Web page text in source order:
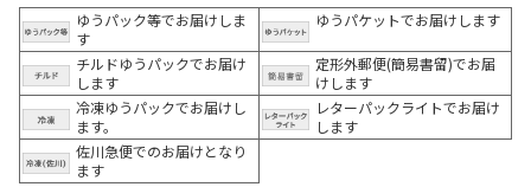
ゆうパック等でお届けしま
す
ゆうパケットでお届けします
チルドゆうパックでお届け
します
定形外郵便(簡易書留)でお届
けします
冷凍ゆうパックでお届けし
ます。
レターパックライトでお届け
します
佐川急便でのお届けとなり
ます